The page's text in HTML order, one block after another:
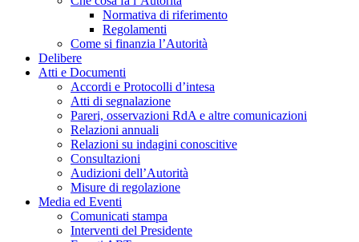
Normativa di riferimento
Regolamenti
Come si finanzia l’Autorità
Delibere
Atti e Documenti
Accordi e Protocolli d’intesa
Atti di segnalazione
Pareri, osservazioni RdA e altre comunicazioni
Relazioni annuali
Relazioni su indagini conoscitive
Consultazioni
Audizioni dell’Autorità
Misure di regolazione
Media ed Eventi
Comunicati stampa
Interventi del Presidente